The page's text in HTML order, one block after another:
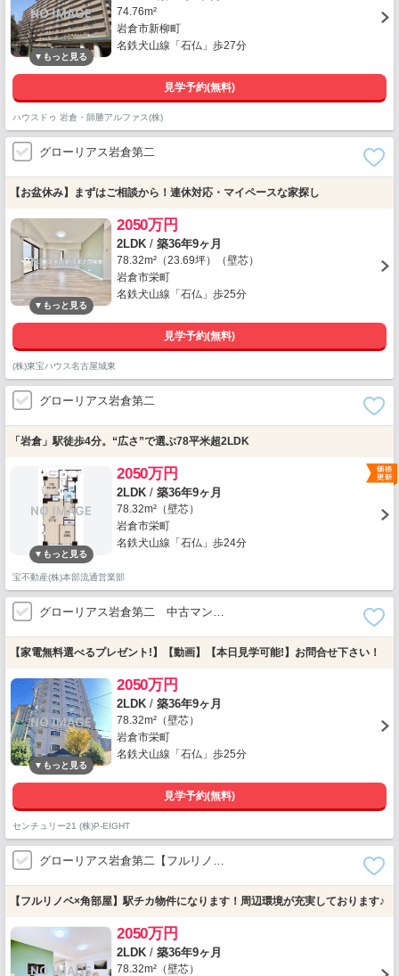
74.76m²
岩倉市新柳町
名鉄犬山線「石仏」歩27分
見学予約(無料)
ハウスドゥ 岩倉・師勝アルファス(株)
グローリアス岩倉第二
【お盆休み】まずはご相談から！連休対応・マイペースな家探し
2050万円
2LDK / 築36年9ヶ月
78.32m²（23.69坪）（壁芯）
岩倉市栄町
名鉄犬山線「石仏」歩25分
見学予約(無料)
(株)東宝ハウス名古屋城東
グローリアス岩倉第二
「岩倉」駅徒歩4分。“広さ”で選ぶ78平米超2LDK
2050万円
2LDK / 築36年9ヶ月
78.32m²（壁芯）
岩倉市栄町
名鉄犬山線「石仏」歩24分
宝不動産(株)本部流通営業部
グローリアス岩倉第二 中古マン…
【家電無料選べるプレゼント!】【動画】【本日見学可能!】お問合せ下さい！
2050万円
2LDK / 築36年9ヶ月
78.32m²（壁芯）
岩倉市栄町
名鉄犬山線「石仏」歩25分
見学予約(無料)
センチュリー21 (株)P-EIGHT
グローリアス岩倉第二【フルリノ…
【フルリノベ×角部屋】駅チカ物件になります！周辺環境が充実しております♪
2050万円
2LDK / 築36年9ヶ月
78.32m²（壁芯）